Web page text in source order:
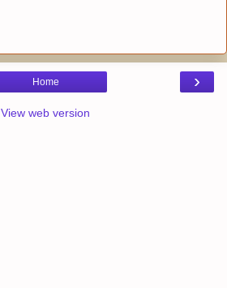
›
Home
View web version